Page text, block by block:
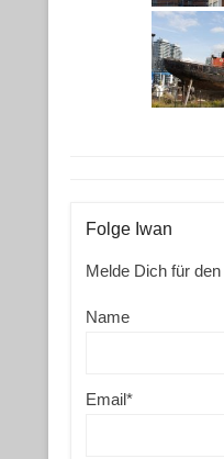
Folge Iwan
Melde Dich für
Name
Email*